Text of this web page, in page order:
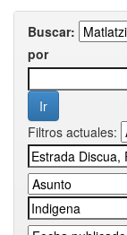
Buscar:
por
Filtros actuales: